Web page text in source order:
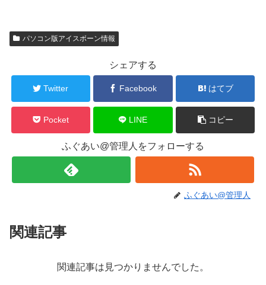
パソコン版アイスボーン情報
シェアする
Twitter Facebook はてブ
Pocket LINE コピー
ふぐあい@管理人をフォローする
ふぐあい@管理人
関連記事
関連記事は見つかりませんでした。